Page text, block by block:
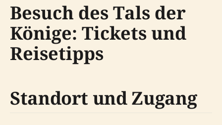
Besuch des Tals der
Könige: Tickets und
Reisetipps
Standort und Zugang